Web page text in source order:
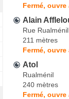
Fermé, ouvre
Alain
Rue Rualménil
211 mètres
Fermé, ouvre
Atol
Rualménil
240 mètres
Fermé, ouvre